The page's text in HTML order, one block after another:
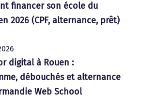
financer son école du
2026 (CPF, alternance, prêt)
digital à Rouen :
débouchés et alternance
Web School